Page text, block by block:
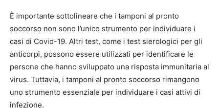
È importante sottolineare che i tamponi al pronto
soccorso non sono l’unico strumento per individuare i
casi di Covid-19. Altri test, come i test sierologici per gli
anticorpi, possono essere utilizzati per identificare le
persone che hanno sviluppato una risposta immunitaria al
virus. Tuttavia, i tamponi al pronto soccorso rimangono
uno strumento essenziale per individuare i casi attivi di
infezione.